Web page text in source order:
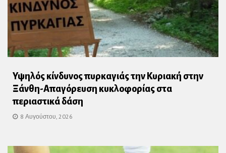
Υψηλός κίνδυνος πυρκαγιάς την Κυριακή στην
Ξάνθη-Απαγόρευση κυκλοφορίας στα
περιαστικά δάση
8 Αυγούστου, 2026